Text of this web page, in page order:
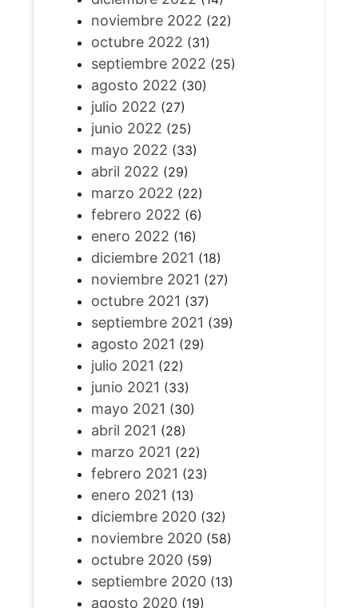
noviembre 2022 (22)
octubre 2022 (31)
septiembre 2022 (25)
agosto 2022 (30)
julio 2022 (27)
junio 2022 (25)
mayo 2022 (33)
abril 2022 (29)
marzo 2022 (22)
febrero 2022 (6)
enero 2022 (16)
diciembre 2021 (18)
noviembre 2021 (27)
octubre 2021 (37)
septiembre 2021 (39)
agosto 2021 (29)
julio 2021 (22)
junio 2021 (33)
mayo 2021 (30)
abril 2021 (28)
marzo 2021 (22)
febrero 2021 (23)
enero 2021 (13)
diciembre 2020(32)
noviembre 2020(58)
octubre 2020(59)
septiembre 2020(13)
agosto 2020(19)